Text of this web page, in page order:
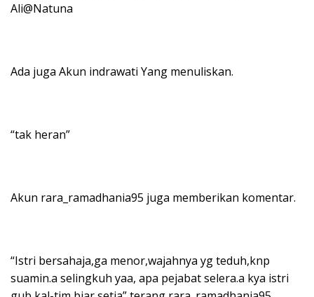
Ali@Natuna
Ada juga Akun indrawati Yang menuliskan.
“tak heran”
Akun rara_ramadhania95 juga memberikan komentar.
“Istri bersahaja,ga menor,wajahnya yg teduh,knp
suamin.a selingkuh yaa, apa pejabat selera.a kya istri